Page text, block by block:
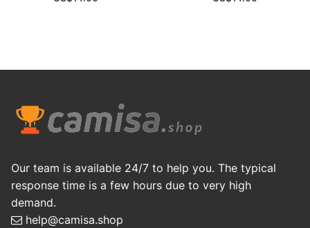
Our team is available 24/7 to help you. The typical
response time is a few hours due to very high
demand.
help@camisa.shop